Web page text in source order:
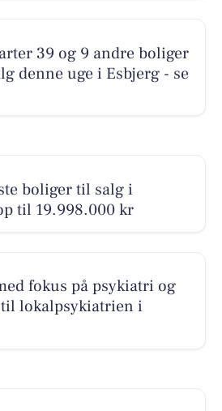
39 og 9 andre boliger
denne uge i Esbjerg - se
boliger til salg i
til 19.998.000 kr
fokus på psykiatri og
lokalpsykiatrien i